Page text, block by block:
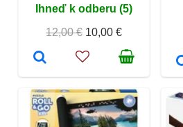
Ihneď k odberu (5)
12,00 € 10,00 €